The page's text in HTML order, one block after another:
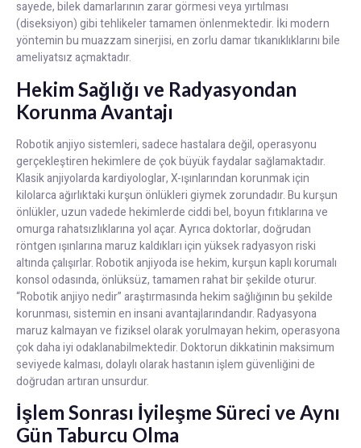
sayede, bilek damarlarının zarar görmesi veya yırtılması
(diseksiyon) gibi tehlikeler tamamen önlenmektedir. İki modern
yöntemin bu muazzam sinerjisi, en zorlu damar tıkanıklıklarını bile
ameliyatsız açmaktadır.
Hekim Sağlığı ve Radyasyondan
Korunma Avantajı
Robotik anjiyo sistemleri, sadece hastalara değil, operasyonu
gerçekleştiren hekimlere de çok büyük faydalar sağlamaktadır.
Klasik anjiyolarda kardiyologlar, X-ışınlarından korunmak için
kilolarca ağırlıktaki kurşun önlükleri giymek zorundadır. Bu kurşun
önlükler, uzun vadede hekimlerde ciddi bel, boyun fıtıklarına ve
omurga rahatsızlıklarına yol açar. Ayrıca doktorlar, doğrudan
röntgen ışınlarına maruz kaldıkları için yüksek radyasyon riski
altında çalışırlar. Robotik anjiyoda ise hekim, kurşun kaplı korumalı
konsol odasında, önlüksüz, tamamen rahat bir şekilde oturur.
“Robotik anjiyo nedir” araştırmasında hekim sağlığının bu şekilde
korunması, sistemin en insani avantajlarındandır. Radyasyona
maruz kalmayan ve fiziksel olarak yorulmayan hekim, operasyona
çok daha iyi odaklanabilmektedir. Doktorun dikkatinin maksimum
seviyede kalması, dolaylı olarak hastanın işlem güvenliğini de
doğrudan artıran unsurdur.
İşlem Sonrası İyileşme Süreci ve Aynı
Gün Taburcu Olma